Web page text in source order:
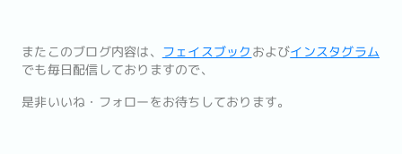
またこのブログ内容は、 フェイスブック およびインスタグラム
でも毎日配信しておりますので、
是非いいね・フォローをお待ちしております。